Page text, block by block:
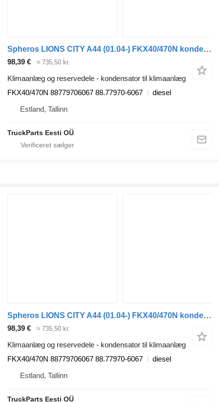
Spheros LIONS CITY A44 (01.04-) FKX40/470N kondensator til klimaanlæg til MAN LIONS CITY A44 (01.04-) bus
98,39 € ≈ 735,50 kr.
Klimaanlæg og reservedele - kondensator til klimaanlæg
FKX40/470N 88779706067 88.77970-6067
diesel
Estland, Tallinn
TruckParts Eesti OÜ
Spheros LIONS CITY A44 (01.04-) FKX40/470N kondensator til klimaanlæg til MAN LIONS CITY A44 (01.04-) bus
98,39 € ≈ 735,50 kr.
Klimaanlæg og reservedele - kondensator til klimaanlæg
FKX40/470N 88779706067 88.77970-6067
diesel
Estland, Tallinn
TruckParts Eesti OÜ